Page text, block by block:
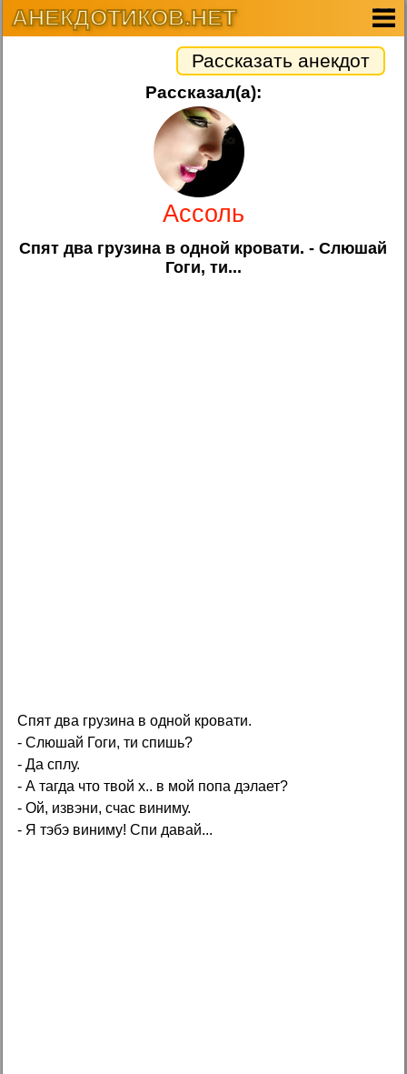
АНЕКДОТИКОВ.НЕТ
Рассказать анекдот
Рассказал(а):
Ассоль
Спят два грузина в одной кровати. - Слюшай
Гоги, ти...
Спят два грузина в одной кровати.
- Слюшай Гоги, ти спишь?
- Да сплу.
- А тагда что твой х.. в мой попа дэлает?
- Ой, извэни, счас виниму.
- Я тэбэ виниму! Спи давай...